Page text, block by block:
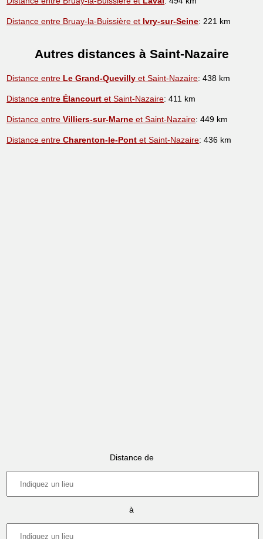
Distance entre Bruay-la-Buissière et Ivry-sur-Seine: 221 km
Autres distances à Saint-Nazaire
Distance entre Le Grand-Quevilly et Saint-Nazaire: 438 km
Distance entre Élancourt et Saint-Nazaire: 411 km
Distance entreVilliers-sur-Marne et Saint-Nazaire: 449 km
Distance entreCharenton-le-Pont et Saint-Nazaire: 436 km
Distance de
à